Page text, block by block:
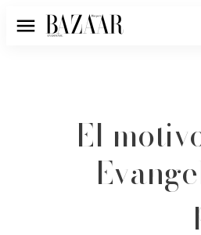
Menú
El